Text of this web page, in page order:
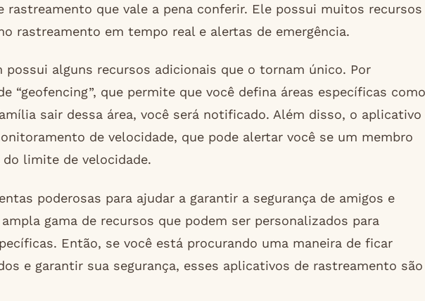
rastreamento que vale a pena conferir. Ele possui muitos recursos
rastreamento em tempo real e alertas de emergência.
alguns recursos adicionais que o tornam único. Por
“geofencing”, que permite que você defina áreas específicas como
sair dessa área, você será notificado. Além disso, o aplicativo
de velocidade, que pode alertar você se um membro
limite de velocidade.
poderosas para ajudar a garantir a segurança de amigos e
gama de recursos que podem ser personalizados para
Então, se você está procurando uma maneira de ficar
e garantir sua segurança, esses aplicativos de rastreamento são